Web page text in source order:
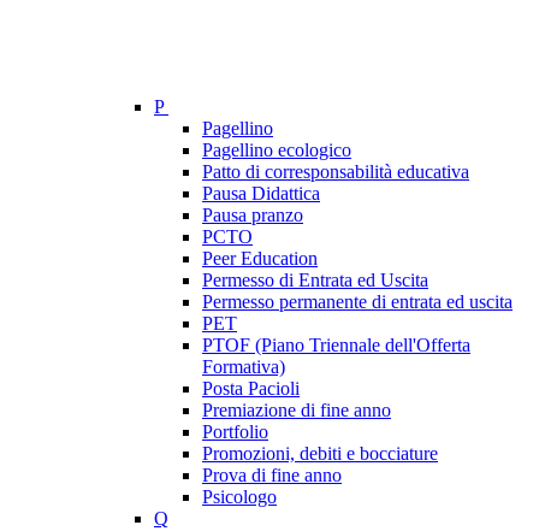
P
Pagellino
Pagellino ecologico
Patto di corresponsabilità educativa
Pausa Didattica
Pausa pranzo
PCTO
Peer Education
Permesso di Entrata ed Uscita
Permesso permanente di entrata ed uscita
PET
PTOF (Piano Triennale dell'Offerta
Formativa)
Posta Pacioli
Premiazione di fine anno
Portfolio
Promozioni, debiti e bocciature
Prova di fine anno
Psicologo
Q